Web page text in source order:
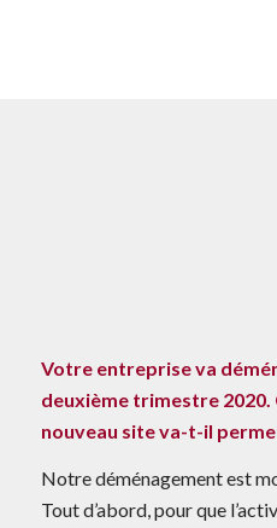
Votre entreprise va
deuxième trimestre
nouveau site va-t-il
Notre déménagement est
Tout d’abord, pour que